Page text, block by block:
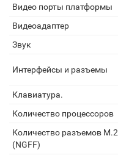
Видео порты платформы
Видеоадаптер
Звук
Интерфейсы и разъемы
Клавиатура.
Количество процессоров
Количество разъемов M.2
(NGFF)